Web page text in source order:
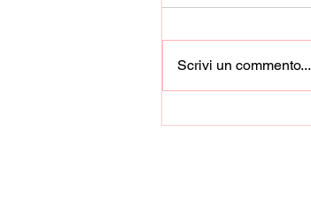
Scrivi un commento...